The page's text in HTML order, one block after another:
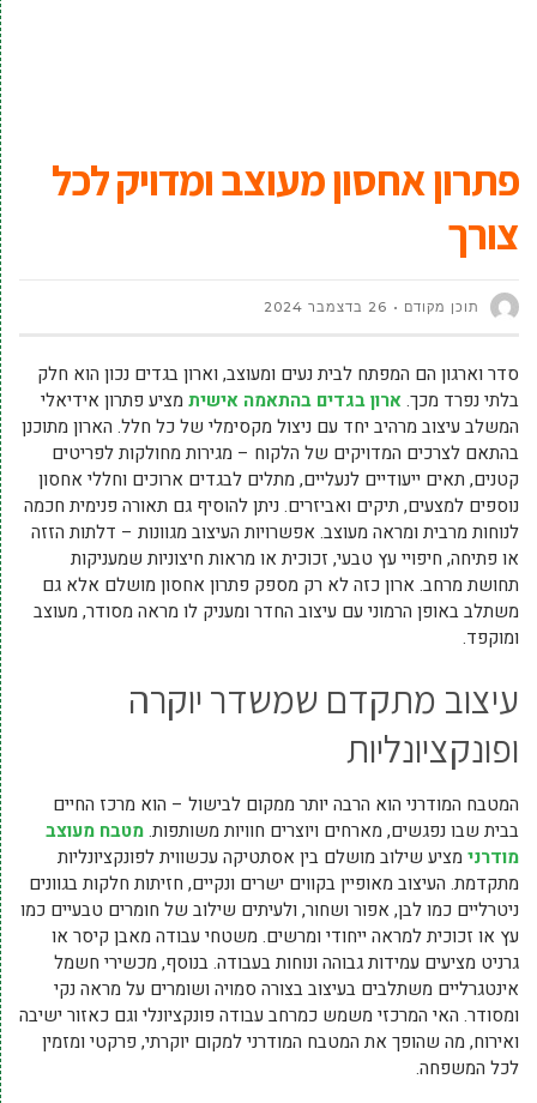
פתרון אחסון מעוצב ומדויק לכל
צורך
תוכן מקודם 26 בדצמבר 2024
סדר וארגון הם המפתח לבית נעים ומעוצב, וארון בגדים נכון הוא חלק
בלתי נפרד מכך.ארון בגדים בהתאמה אישית מציע פתרון אידיאלי
המשלב עיצוב מרהיב יחד עם ניצול מקסימלי של כל חלל. הארון מתוכנן
בהתאם לצרכים המדויקים של הלקוח – מגירות מחולקות לפריטים
קטנים, תאים ייעודיים לנעליים, מתלים לבגדים ארוכים וחללי אחסון
נוספים למצעים, תיקים ואביזרים. ניתן להוסיף גם תאורה פנימית חכמה
לנוחות מרבית ומראה מעוצב. אפשרויות העיצוב מגוונות – דלתות הזזה
או פתיחה, חיפויי עץ טבעי, זכוכית או מראות חיצוניות שמעניקות
תחושת מרחב. ארון כזה לא רק מספק פתרון אחסון מושלם אלא גם
משתלב באופן הרמוני עם עיצוב החדר ומעניק לו מראה מסודר, מעוצב
ומוקפד.
עיצוב מתקדם שמשדר יוקרה
ופונקציונליות
המטבח המודרני הוא הרבה יותר ממקום לבישול – הוא מרכז החיים
בבית שבו נפגשים, מארחים ויוצרים חוויות משותפות.מטבח מעוצב
מודרני מציע שילוב מושלם בין אסתטיקה עכשווית לפונקציונליות
מתקדמת. העיצוב מאופיין בקווים ישרים ונקיים, חזיתות חלקות בגוונים
ניטרליים כמו לבן, אפור ושחור, ולעיתים שילוב של חומרים טבעיים כמו
עץ או זכוכית למראה ייחודי ומרשים. משטחי עבודה מאבן קיסר או
גרניט מציעים עמידות גבוהה ונוחות בעבודה. בנוסף, מכשירי חשמל
אינטגרליים משתלבים בעיצוב בצורה סמויה ושומרים על מראה נקי
ומסודר. האי המרכזי משמש כמרחב עבודה פונקציונלי וגם כאזור ישיבה
ואירוח, מה שהופך את המטבח המודרני למקום יוקרתי, פרקטי ומזמין
לכל המשפחה.